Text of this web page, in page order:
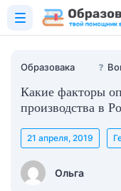
Образовака ❓
Какие факторы
производства в
Ольга
21 апреля, 2019